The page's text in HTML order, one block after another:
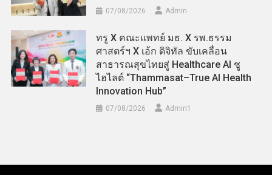
07/08/2026 Admin
ทรู X คณะแพทย์ มธ. X รพ.ธรรม
ศาสตร์ฯ X เอ้ก ดิจิทัล ขับเคลื่อน
สาธารณสุขไทยสู่ Healthcare AI ชู
ไฮไลต์ “Thammasat–True AI Health
Innovation Hub”
07/08/2026 Admin​1